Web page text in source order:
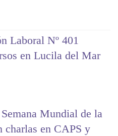
Laboral Nº 401
en Lucila del Mar
Mundial de la
charlas en CAPS y